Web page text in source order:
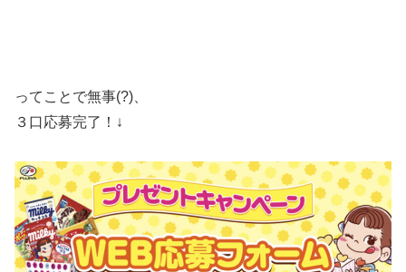
ってことで無事(?)、
３口応募完了！↓